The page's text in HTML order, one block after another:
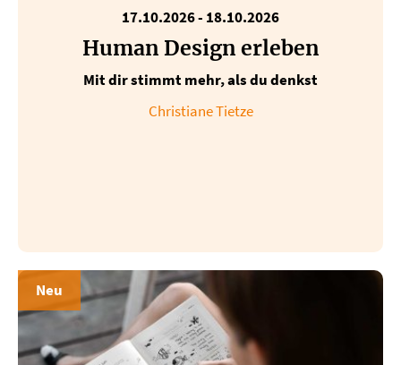
17.10.2026- 18.10.2026
Human Design erleben
Mit dir stimmt mehr, als du denkst
Christiane Tietze
Neu